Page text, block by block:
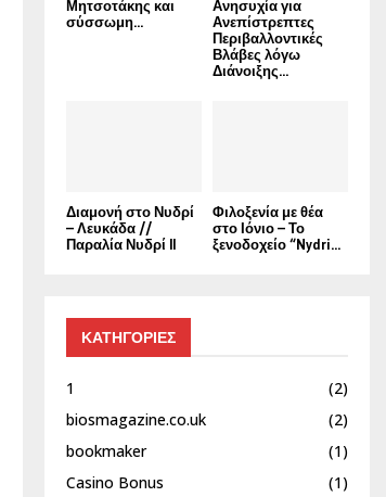
Μητσοτάκης και
σύσσωμη...
Ανησυχία για
Ανεπίστρεπτες
Περιβαλλοντικές
Βλάβες λόγω
Διάνοιξης...
Διαμονή στο Νυδρί
– Λευκάδα //
Παραλία Νυδρί II
Φιλοξενία με θέα
στο Ιόνιο – Το
ξενοδοχείο “Nydri...
ΚΑΤΗΓΟΡΙΕΣ
1
(2)
biosmagazine.co.uk
(2)
bookmaker
(1)
Casino Bonus
(1)